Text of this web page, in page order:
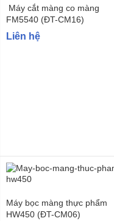
Máy cắt màng co màng
FM5540 (ĐT-CM16)
Liên hệ
Máy bọc màng thực phẩm
HW450 (ĐT-CM06)